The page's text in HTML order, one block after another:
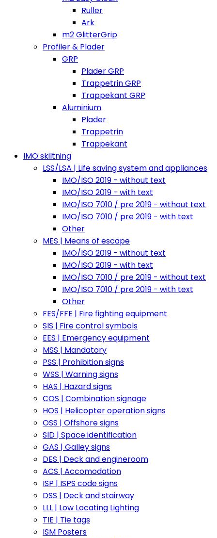
Ruller
Ark
m2 GlitterGrip
Profiler & Plader
GRP
Plader GRP
Trappetrin GRP
Trappekant GRP
Aluminium
Plader
Trappetrin
Trappekant
IMO skiltning
LSS/LSA | Life saving system and appliances
IMO/ISO 2019 - without text
IMO/ISO 2019 - with text
IMO/ISO 7010 / pre 2019 - without text
IMO/ISO 7010 / pre 2019 - with text
Other
MES | Means of escape
IMO/ISO 2019 - without text
IMO/ISO 2019 - with text
IMO/ISO 7010 / pre 2019 - without text
IMO/ISO 7010 / pre 2019 - with text
Other
FES/FFE | Fire fighting equipment
SIS | Fire control symbols
EES | Emergency equipment
MSS | Mandatory
PSS | Prohibition signs
WSS | Warning signs
HAS | Hazard signs
COS | Combination signage
HOS | Helicopter operation signs
OSS | Offshore signs
SID | Space identification
GAS | Galley signs
DES | Deck and engineroom
ACS | Accomodation
ISP | ISPS code signs
DSS | Deck and stairway
LLL | Low Locating Lighting
TIE | Tie tags
ISM Posters